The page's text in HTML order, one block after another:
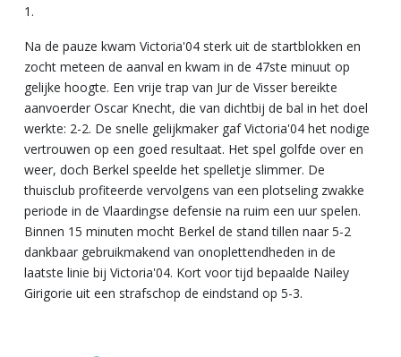
1.
Na de pauze kwam Victoria'04 sterk uit de startblokken en
zocht meteen de aanval en kwam in de 47ste minuut op
gelijke hoogte. Een vrije trap van Jur de Visser bereikte
aanvoerder Oscar Knecht, die van dichtbij de bal in het doel
werkte: 2-2. De snelle gelijkmaker gaf Victoria'04 het nodige
vertrouwen op een goed resultaat. Het spel golfde over en
weer, doch Berkel speelde het spelletje slimmer. De
thuisclub profiteerde vervolgens van een plotseling zwakke
periode in de Vlaardingse defensie na ruim een uur spelen.
Binnen 15 minuten mocht Berkel de stand tillen naar 5-2
dankbaar gebruikmakend van onoplettendheden in de
laatste linie bij Victoria'04. Kort voor tijd bepaalde Nailey
Girigorie uit een strafschop de eindstand op 5-3.